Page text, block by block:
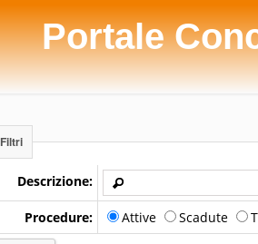
Portale
Filtri
Descrizione:
Procedure: Attive Scadute